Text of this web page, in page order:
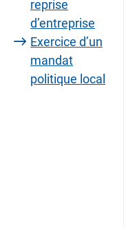
reprise
d’entreprise
Exercice d’un
mandat
politique local